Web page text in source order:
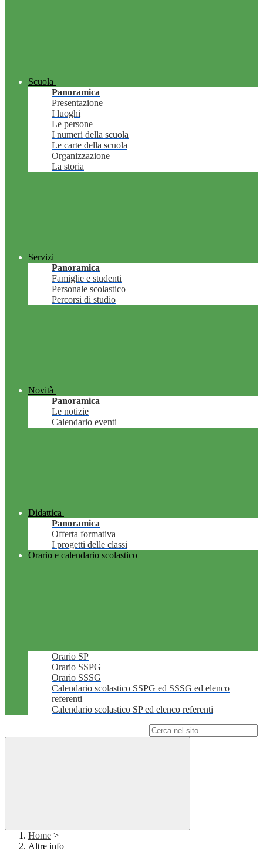
Scuola
Panoramica
Presentazione
I luoghi
Le persone
I numeri della scuola
Le carte della scuola
Organizzazione
La storia
Servizi
Panoramica
Famiglie e studenti
Personale scolastico
Percorsi di studio
Novità
Panoramica
Le notizie
Calendario eventi
Didattica
Panoramica
Offerta formativa
I progetti delle classi
Orario e calendario scolastico
Orario SP
Orario SSPG
Orario SSSG
Calendario scolastico SSPG ed SSSG ed elenco
referenti
Calendario scolastico SP ed elenco referenti
Home >
Altre info